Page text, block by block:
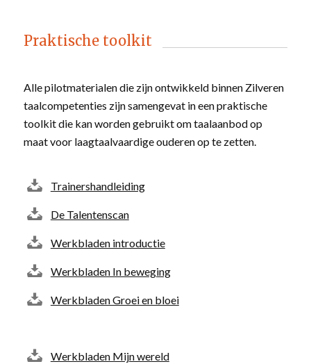
Praktische toolkit
Alle pilotmaterialen die zijn ontwikkeld binnen Zilveren
taalcompetenties zijn samengevat in een praktische
toolkit die kan worden gebruikt om taalaanbod op
maat voor laagtaalvaardige ouderen op te zetten.
Trainershandleiding
De Talentenscan
Werkbladen introductie
Werkbladen In beweging
Werkbladen Groei en bloei
Werkbladen Mijn wereld